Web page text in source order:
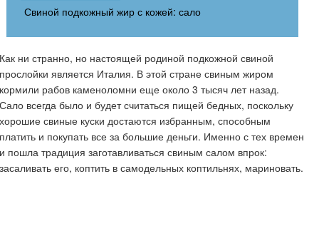
Свиной подкожный жир с кожей: сало
Как ни странно, но настоящей родиной подкожной свиной
прослойки является Италия. В этой стране свиным жиром
кормили рабов каменоломни еще около 3 тысяч лет назад.
Сало всегда было и будет считаться пищей бедных, поскольку
хорошие свиные куски достаются избранным, способным
платить и покупать все за большие деньги. Именно с тех времен
и пошла традиция заготавливаться свиным салом впрок:
засаливать его, коптить в самодельных коптильнях, мариновать.